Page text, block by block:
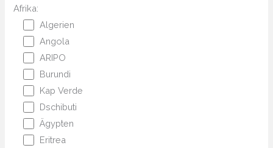
Afrika:
Algerien
Angola
ARIPO
Burundi
Kap Verde
Dschibuti
Ägypten
Eritrea